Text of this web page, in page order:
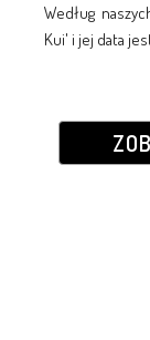
Według
Kui' i jej data